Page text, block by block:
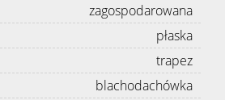
zagospodarowana
płaska
trapez
blachodachówka